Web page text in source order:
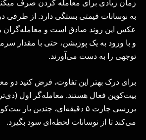
زمان زیادی برای معامله کردن صرف
به نوسانات قیمتی بستگی دارد. از طرفی
عکس این روند صادق است و معامله‌گران
و با ورود به یک پوزیشن، حتی با مقدار
توجهی را به دست می‌آورند.
برای درک بهتر این تفاوت، فرض کنید دو
بیت‌کوین فعال هستند. معامله‌گر اول
بررسی چارت ۵ دقیقه‌ای، چندین
می‌کند تا از نوسانات لحظه‌ای سود بگیرد.